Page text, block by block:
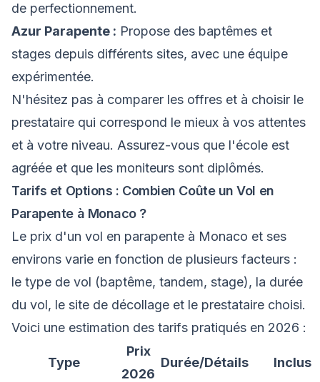
de perfectionnement.
Azur Parapente : Propose des baptêmes et
stages depuis différents sites, avec une équipe
expérimentée.
N'hésitez pas à comparer les offres et à choisir le
prestataire qui correspond le mieux à vos attentes
et à votre niveau. Assurez-vous que l'école est
agréée et que les moniteurs sont diplômés.
Tarifs et Options : Combien Coûte un Vol en
Parapente à Monaco ?
Le prix d'un vol en parapente à Monaco et ses
environs varie en fonction de plusieurs facteurs :
le type de vol (baptême, tandem, stage), la durée
du vol, le site de décollage et le prestataire choisi.
Voici une estimation des tarifs pratiqués en 2026 :
Type
Prix
2026
Durée/Détails Inclus